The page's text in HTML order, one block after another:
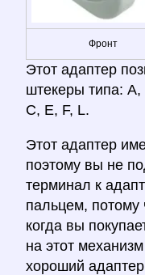
Фронт
Этот адаптер
штекеры типа: A,
C, E, F, L.
Этот адаптер
поэтому вы не
терминал к
пальцем, потому
когда вы
на этот
хороший